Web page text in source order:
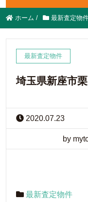
ホーム / 最新査定物
最新査定物件
埼玉県新座市
2020.07.23
by
最新査定物件